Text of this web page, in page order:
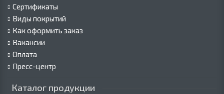
Сертификаты
Виды покрытий
Как оформить заказ
Вакансии
Оплата
Пресс-центр
Каталог продукции